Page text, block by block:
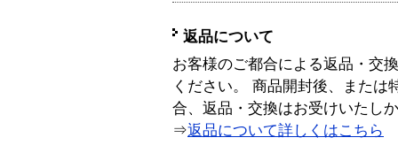
返品について
お客様のご都合による返品・交
ください。 商品開封後、または
合、返品・交換はお受けいたし
⇒返品について詳しくはこちら